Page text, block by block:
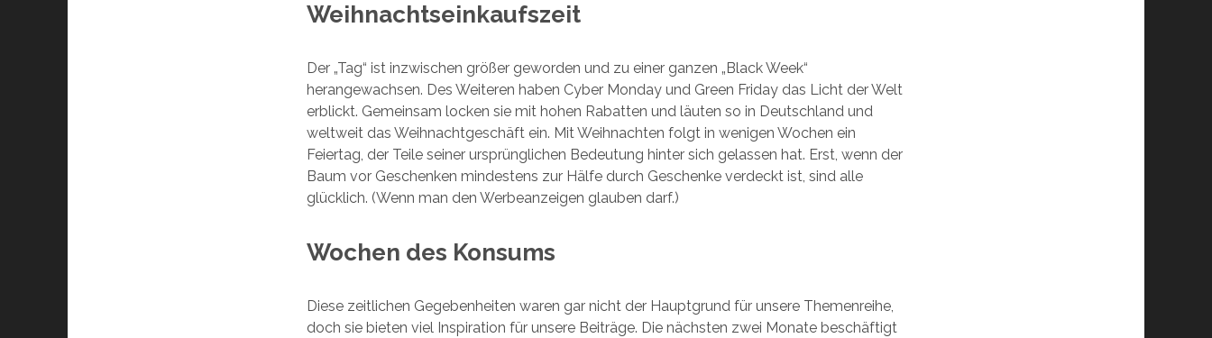
Weihnachtseinkaufszeit
Der „Tag“ ist inzwischen größer geworden und zu einer ganzen „Black Week“
herangewachsen. Des Weiteren haben Cyber Monday und Green Friday das Licht der Welt
erblickt. Gemeinsam locken sie mit hohen Rabatten und läuten so in Deutschland und
weltweit das Weihnachtgeschäft ein. Mit Weihnachten folgt in wenigen Wochen ein
Feiertag, der Teile seiner ursprünglichen Bedeutung hinter sich gelassen hat. Erst, wenn der
Baum vor Geschenken mindestens zur Hälfe durch Geschenke verdeckt ist, sind alle
glücklich. (Wenn man den Werbeanzeigen glauben darf.)
Wochen des Konsums
Diese zeitlichen Gegebenheiten waren gar nicht der Hauptgrund für unsere Themenreihe,
doch sie bieten viel Inspiration für unsere Beiträge. Die nächsten zwei Monate beschäftigt